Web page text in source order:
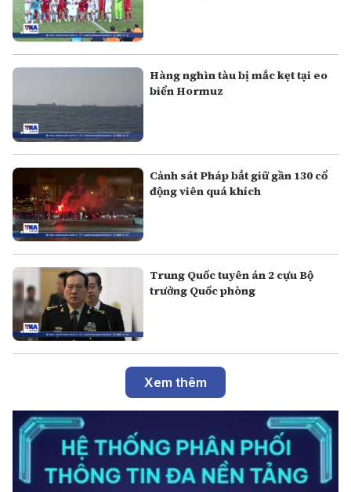
Hàng nghìn tàu bị mắc kẹt tại eo
biển Hormuz
Cảnh sát Pháp bắt giữ gần 130 cổ
động viên quá khích
Trung Quốc tuyên án 2 cựu Bộ
trưởng Quốc phòng
Xem thêm